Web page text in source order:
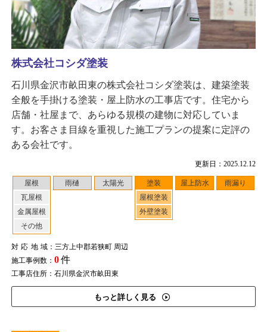
更新日：2025.12.12
屋根
瓦屋根
金属屋根
その他
雨樋 太陽光
塗装
屋根塗装
外壁塗装
屋上防水 雨漏り
対応地域：三方上中郡若狭町 周辺
施工事例数： 0件
工事店住所：石川県金沢市畝田東
もっと詳しく見る
株式会社コシダ塗装
石川県金沢市畝田東の株式会社コシダ塗装は、建築塗装
全般を手掛ける塗装・屋上防水の工事店です。住宅から
店舗・社屋まで、あらゆる規模の建物に対応していま
す。お客さま目線を重視した施工プランの提案に定評の
ある会社です。